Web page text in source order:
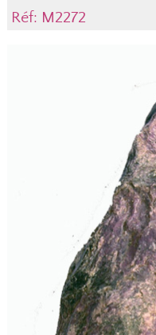
Réf: M2272